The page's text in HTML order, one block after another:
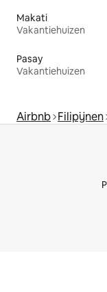
Makati
Vakantiehuizen
Pasay
Vakantiehuizen
Airbnb Filipijnen